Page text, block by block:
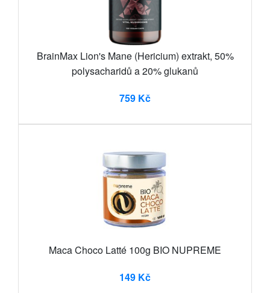
BrainMax Lion's Mane (Hericium) extrakt, 50%
polysacharidů a 20% glukanů
759 Kč
Maca Choco Latté 100g BIO NUPREME
149 Kč